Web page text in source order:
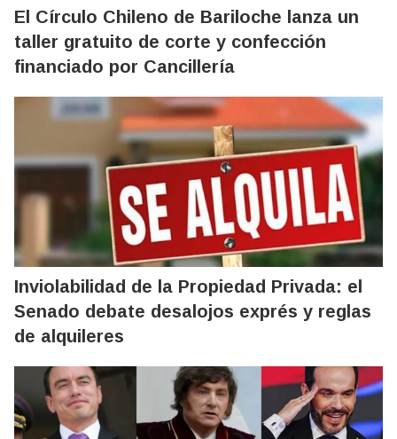
El Círculo Chileno de Bariloche lanza un
taller gratuito de corte y confección
financiado por Cancillería
Inviolabilidad de la Propiedad Privada: el
Senado debate desalojos exprés y reglas
de alquileres